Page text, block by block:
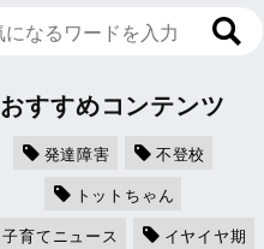
おすすめコンテンツ
発達障害
不登校
トットちゃん
子育てニュース
イヤイヤ期